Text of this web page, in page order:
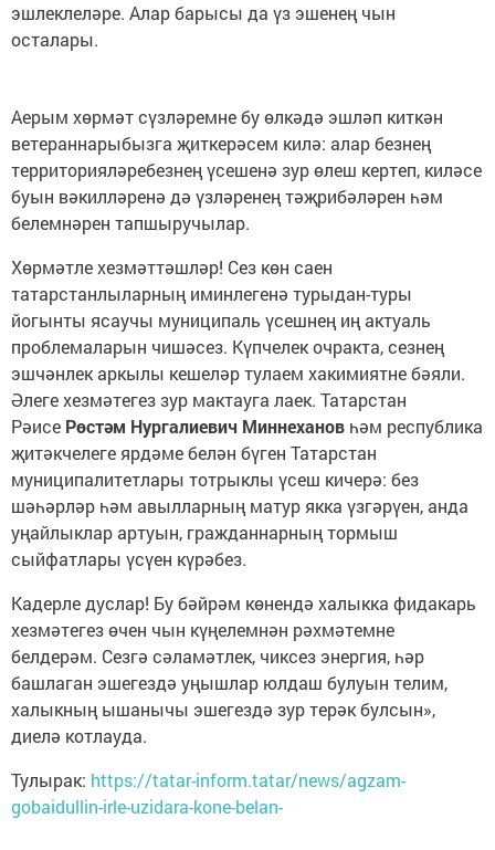
эшлеклеләре. Алар барысы да үз эшенең чын
осталары.
Аерым хөрмәт сүзләремне бу өлкәдә эшләп киткән
ветераннарыбызга җиткерәсем килә: алар безнең
территорияләребезнең үсешенә зур өлеш кертеп, киләсе
буын вәкилләренә дә үзләренең тәҗрибәләрен һәм
белемнәрен тапшыручылар.
Хөрмәтле хезмәттәшләр! Сез көн саен
татарстанлыларның иминлегенә турыдан-туры
йогынты ясаучы муниципаль үсешнең иң актуаль
проблемаларын чишәсез. Күпчелек очракта, сезнең
эшчәнлек аркылы кешеләр тулаем хакимиятне бәяли.
Әлеге хезмәтегез зур мактауга лаек. Татарстан
Рәисе Рөстәм Нургалиевич Миннеханов һәм республика
җитәкчелеге ярдәме белән бүген Татарстан
муниципалитетлары тотрыклы үсеш кичерә: без
шәһәрләр һәм авылларның матур якка үзгәрүен, анда
уңайлыклар артуын, гражданнарның тормыш
сыйфатлары үсүен күрәбез.
Кадерле дуслар! Бу бәйрәм көнендә халыкка фидакарь
хезмәтегез өчен чын күңелемнән рәхмәтемне
белдерәм. Сезгә сәламәтлек, чиксез энергия, һәр
башлаган эшегездә уңышлар юлдаш булуын телим,
халыкның ышанычы эшегездә зур терәк булсын»,
диелә котлауда.
Тулырак: https://tatar-inform.tatar/news/agzam-
gobaidullin-irle-uzidara-kone-belan-